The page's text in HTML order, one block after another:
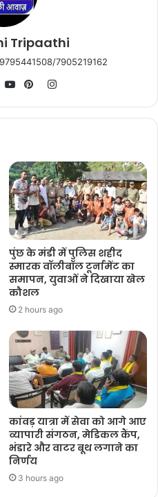
Tripaathi
7905219162
Instagram
पुंछ के मंडी में पुलिस शहीद
स्मारक वॉलीबॉल टूर्नामेंट का
समापन, युवाओं ने दिखाया खेल
कौशल
2 hours ago
कांवड़ यात्रा में सेवा को आगे आए
व्यापारी संगठन, मेडिकल कैंप,
भंडारे और वाटर बूथ लगाने का
निर्णय
3 hours ago